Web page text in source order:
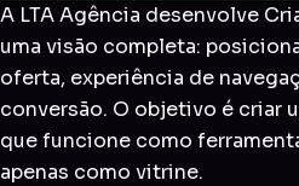
A LTA Agência desenvolve
uma visão completa:
oferta, experiência de
conversão. O objetivo é criar
que funcione como
apenas como vitrine.